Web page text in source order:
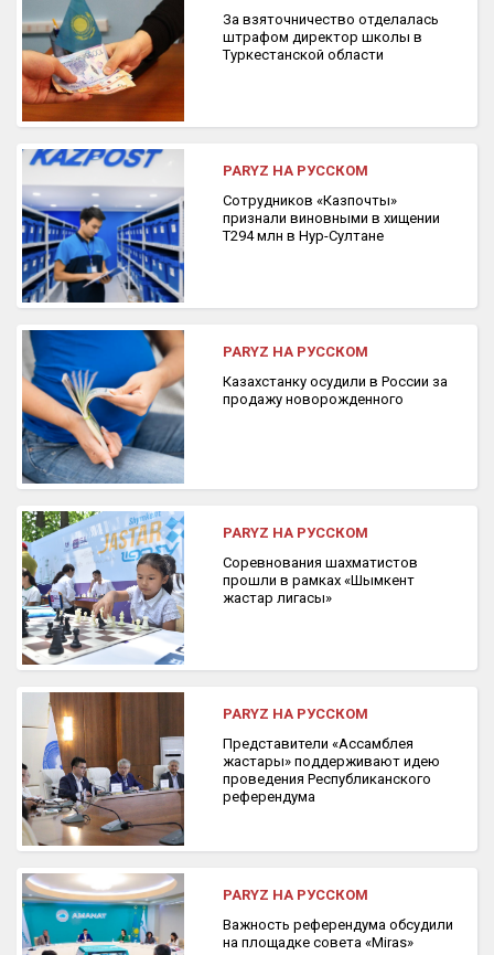
За взяточничество отделалась
штрафом директор школы в
Туркестанской области
PARYZ НА РУССКОМ
Сотрудников «Казпочты»
признали виновными в хищении
Т294 млн в Нур-Султане
PARYZ НА РУССКОМ
Казахстанку осудили в России за
продажу новорожденного
PARYZ НА РУССКОМ
Соревнования шахматистов
прошли в рамках «Шымкент
жастар лигасы»
PARYZ НА РУССКОМ
Представители «Ассамблея
жастары» поддерживают идею
проведения Республиканского
референдума
PARYZ НА РУССКОМ
Важность референдума обсудили
на площадке совета «Miras»